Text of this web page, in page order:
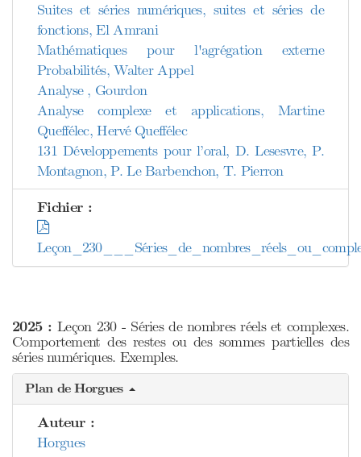
Suites et séries numériques, suites et séries de
fonctions, El Amrani
Mathématiques pour l'agrégation externe
Probabilités, Walter Appel
Analyse , Gourdon
Analyse complexe et applications, Martine
Queffélec, Hervé Queffélec
131 Développements pour l’oral, D. Lesesvre, P.
Montagnon, P. Le Barbenchon, T. Pierron
Fichier :
2025 : Leçon 230 - Séries de nombres réels et complexes.
Comportement des restes ou des sommes partielles des
séries numériques. Exemples.
Plan de Horgues
Auteur :
Horgues